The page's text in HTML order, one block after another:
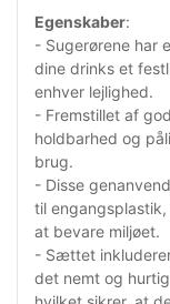
Egenskaber:
- Sugerørene har
dine drinks et
enhver lejlighed.
- Fremstillet af
holdbarhed og
brug.
- Disse
til
at bevare miljøet.
- Sættet
det nemt og